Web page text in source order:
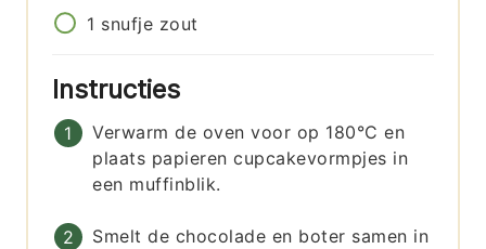
1 snufje zout
Instructies
Verwarm de oven voor op 180°C en
plaats papieren cupcakevormpjes in
een muffinblik.
Smelt de chocolade en boter samen in